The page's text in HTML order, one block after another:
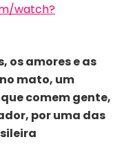
watch?
os amores e as
mato, um
comem gente,
por uma das